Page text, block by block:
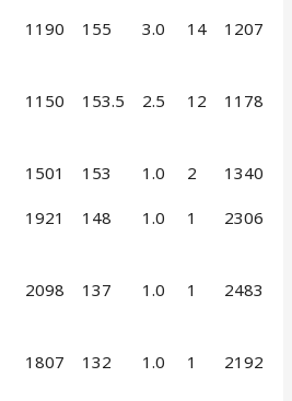
1190 155 3.0 14 1207
1150 153.5 2.5 12 1178
1501 153 1.0 2 1340
1921 148 1.0 1 2306
2098 137 1.0 1 2483
1807 132 1.0 1 2192